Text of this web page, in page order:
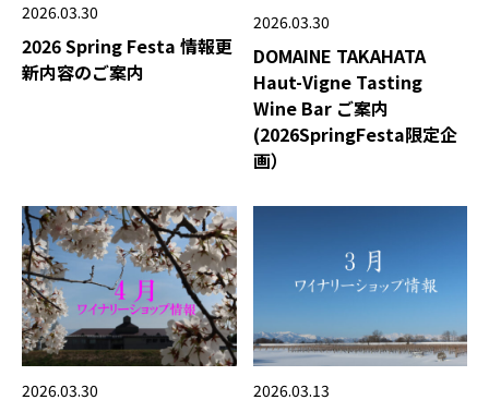
2026.03.30
2026 Spring Festa 情報更
新内容のご案内
2026.03.30
DOMAINE TAKAHATA
Haut-Vigne Tasting
Wine Bar ご案内
(2026SpringFesta限定企
画）
2026.03.30 2026.03.13